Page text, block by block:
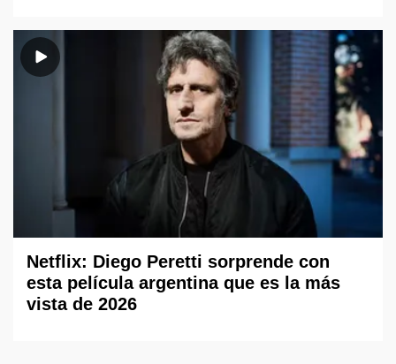
Netflix: Diego Peretti sorprende con
esta película argentina que es la más
vista de 2026